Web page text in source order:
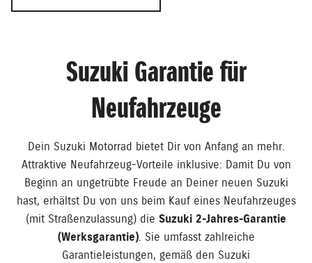
Suzuki Garantie für
Neufahrzeuge
Dein Suzuki Motorrad bietet Dir von Anfang an mehr.
Attraktive Neufahrzeug-Vorteile inklusive: Damit Du von
Beginn an ungetrübte Freude an Deiner neuen Suzuki
hast, erhältst Du von uns beim Kauf eines Neufahrzeuges
(mit Straßenzulassung) die Suzuki 2-Jahres-Garantie
(Werksgarantie). Sie umfasst zahlreiche
Garantieleistungen, gemäß den Suzuki